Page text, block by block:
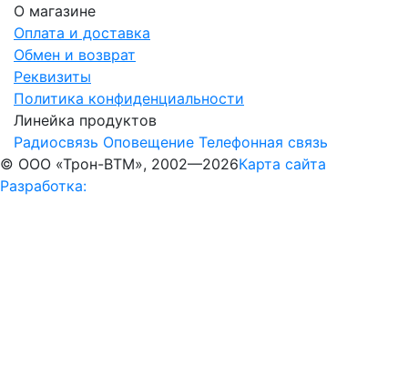
О магазине
Оплата и доставка
Обмен и возврат
Реквизиты
Политика конфиденциальности
Линейка продуктов
Радиосвязь Оповещение Телефонная связь
© ООО «Трон-ВТМ», 2002—2026Карта сайта
Разработка: